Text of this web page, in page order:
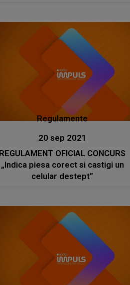
Regulamente
20 sep 2021
REGULAMENT OFICIAL CONCURS
„Indica piesa corect si castigi un
celular destept”